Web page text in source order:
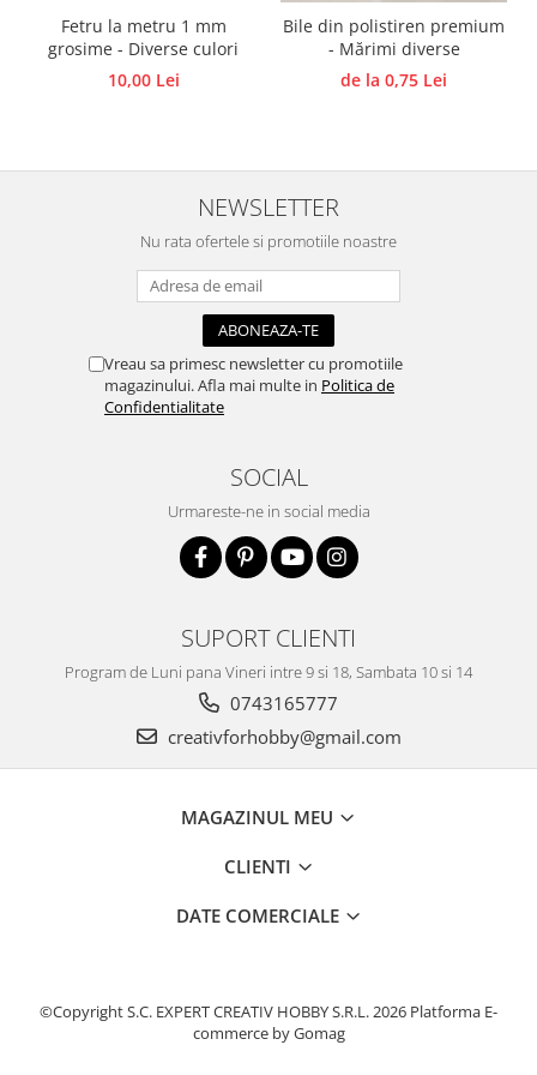
Traforaj, pirogravura
Ustensile
Articole din bumbac
Design cofetarie
Vopsea pentru fata si corp
Accesorii pictura pe fata
Fetru la metru 1 mm
grosime - Diverse culori
10,00 Lei
Bile din polistiren premium
- Mărimi diverse
de la 0,75 Lei
NEWSLETTER
Nu rata ofertele si promotiile noastre
Vreau sa primesc newsletter cu promotiile
magazinului. Afla mai multe in Politica de
Confidentialitate
SOCIAL
Urmareste-ne in social media
SUPORT CLIENTI
Program de Luni pana Vineri intre 9 si 18, Sambata 10 si 14
0743165777
creativforhobby@gmail.com
MAGAZINUL MEU
CLIENTI
DATE COMERCIALE
©Copyright S.C. EXPERT CREATIV HOBBY S.R.L. 2026 Platforma E-
commerce by Gomag